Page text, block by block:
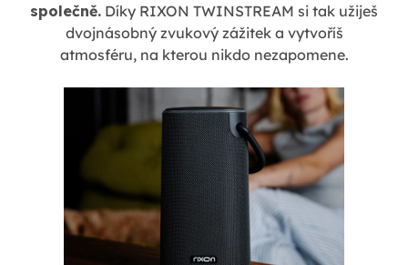
společně. Díky RIXON TWINSTREAM si tak užiješ
dvojnásobný zvukový zážitek a vytvoříš
atmosféru, na kterou nikdo nezapomene.